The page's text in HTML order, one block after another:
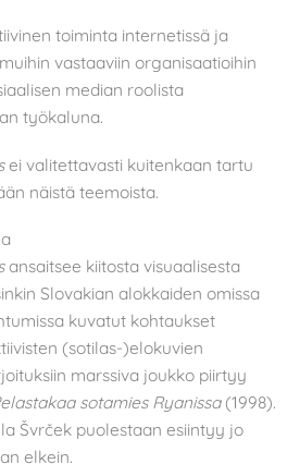
toiminta internetissä ja
vastaaviin organisaatioihin
median roolista
työkaluna.
ei valitettavasti kuitenkaan tartu
näistä teemoista.
ansaitsee kiitosta visuaalisesta
Slovakian alokkaiden omissa
kuvatut kohtaukset
(sotilas-)elokuvien
marssiva joukko piirtyy
sotamies Ryanissa(1998).
Švrček puolestaan esiintyy jo
elkein.